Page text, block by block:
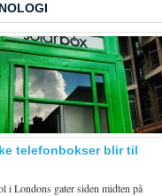
telefonbokser blir til
i Londons gater siden midten på